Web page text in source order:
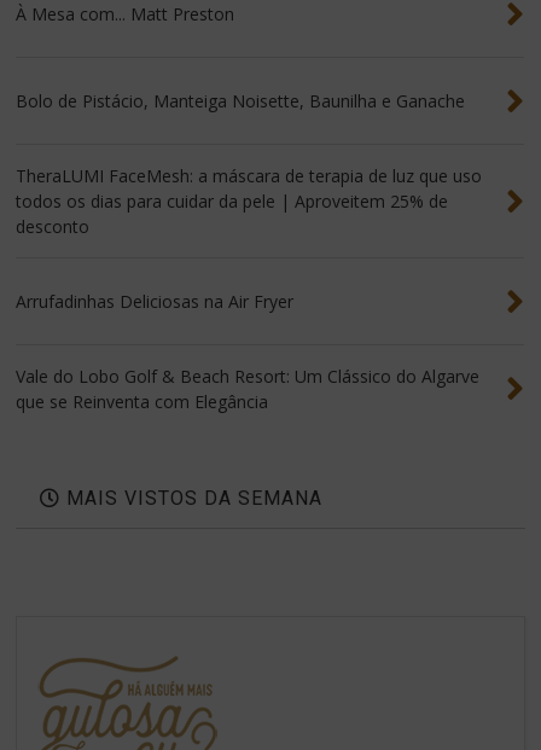
À Mesa com... Matt Preston
Bolo de Pistácio, Manteiga Noisette, Baunilha e Ganache
TheraLUMI FaceMesh: a máscara de terapia de luz que uso
todos os dias para cuidar da pele | Aproveitem 25% de
desconto
Arrufadinhas Deliciosas na Air Fryer
Vale do Lobo Golf & Beach Resort: Um Clássico do Algarve
que se Reinventa com Elegância
MAIS VISTOS DA SEMANA